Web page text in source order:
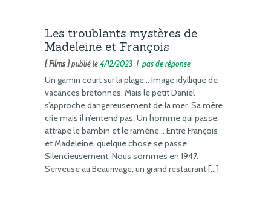
Les troublants mystères de
Madeleine et François
[ Films ]publié le4/12/2023 | pas de réponse
Un gamin court sur la plage… Image idyllique de
vacances bretonnes. Mais le petit Daniel
s’approche dangereusement de la mer. Sa mère
crie mais il n’entend pas. Un homme qui passe,
attrape le bambin et le ramène… Entre François
et Madeleine, quelque chose se passe.
Silencieusement. Nous sommes en 1947.
Serveuse au Beaurivage, un grand restaurant […]